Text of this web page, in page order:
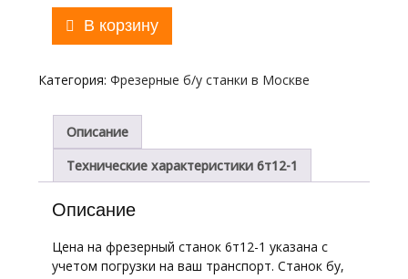
товара
1
Вертикальный
фрезерный
станок
В корзину
Категория: Фрезерные б/у станки в Москве
Описание
Технические характеристики 6т12-1
Описание
Цена на фрезерный станок 6т12-1 указана с
учетом погрузки на ваш транспорт. Станок бу,